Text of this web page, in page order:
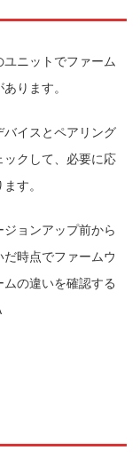
ニットでファーム
ります。
イスとペアリング
ックして、必要に応
す。
ョンアップ前から
時点でファームウ
の違いを確認する